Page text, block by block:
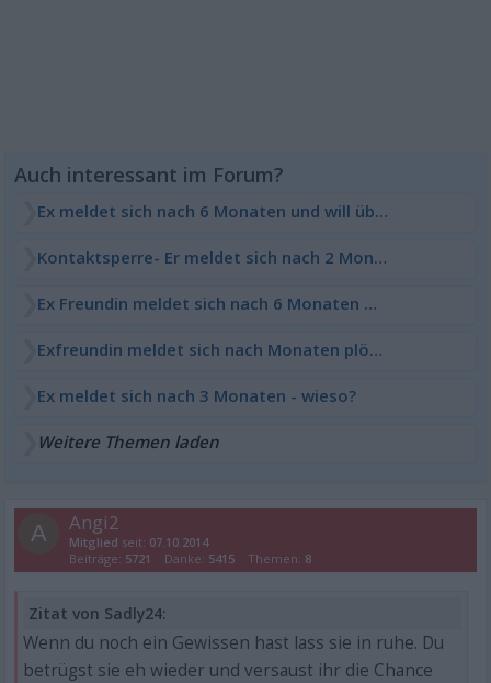
Ex meldet sich nach 6 Monaten und will über uns reden
Kontaktsperre- Er meldet sich nach 2 Monaten
Ex Freundin meldet sich nach 6 Monaten wieder
Exfreundin meldet sich nach Monaten plötzlich
Ex meldet sich nach 3 Monaten - wieso?
Weitere Themen laden
A Angi2
Mitglied seit: 07.10.2014
Beiträge: 5721 Danke: 5415 Themen: 8
Zitat von Sadly24:
Wenn du noch ein Gewissen hast lass sie in ruhe. Du
betrügst sie eh wieder und versaust ihr die Chance